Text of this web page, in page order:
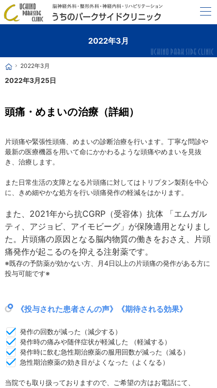
2022年3月
最新の医療機器と20年以上の臨床経験で病気の早期発見に努めます。
横浜市洋光台の脳神経外科・デイケア・リハビリならうちのパークサイドクリニック
ホーム
2022年3月
2022年3月25日
頭痛・めまいの治療（詳細）
片頭痛や緊張性頭痛、めまいの診断治療を行います。丁寧な問診や
最新の医療機器を用いて命にかかわるような頭痛やめまいを見抜
き、治療します。
また日常生活の支障となる片頭痛に対してはトリプタン製剤を中心
に、きめ細やかな処方を行い頭痛発作の軽減をはかります。
また、2021年から抗CGRP（受容体）抗体 「エムガル
ティ、アジョビ、アイモビーグ」が保険適用となりまし
た。片頭痛の原因となる脳内物質の働きをおさえ、片頭
痛発作が起こるのを抑える注射薬です。
※既存の予防薬が効かない方、月4日以上の片頭痛の発作がある方に
投与可能です※
《投与された患者さんの声》《期待される効果》
発作の回数が減った（減少する）
発作時の痛みや随伴症状が軽減した （軽減する）
発作時に飲む急性期治療薬の服用回数が減った（減る）
急性期治療薬の効き目がよくなった（よくなる）
当院でも取り扱っておりますので、ご希望の方はお電話にて、